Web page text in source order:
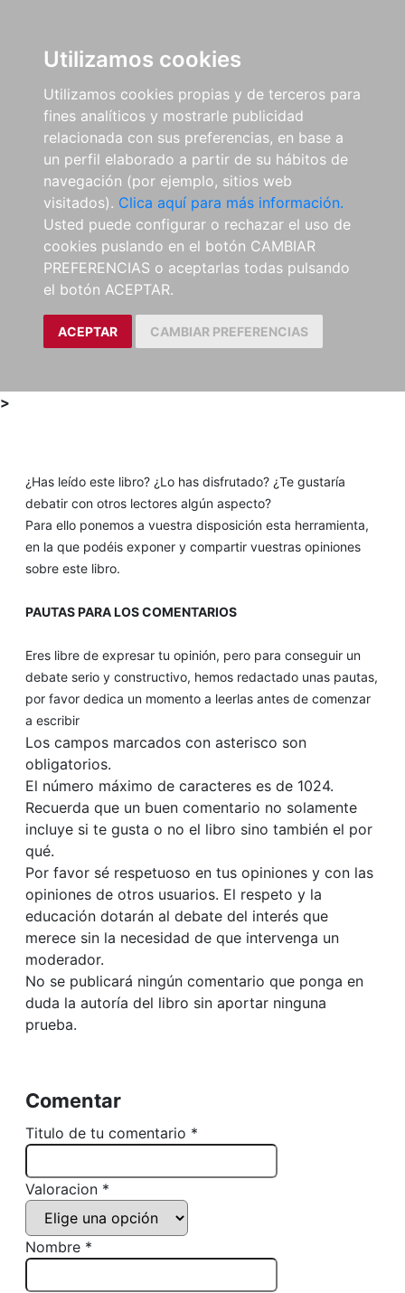
Utilizamos cookies
Utilizamos cookies propias y de terceros para
fines analíticos y mostrarle publicidad
relacionada con sus preferencias, en base a
un perfil elaborado a partir de su hábitos de
navegación (por ejemplo, sitios web
visitados). Clica aquí para más información.
Usted puede configurar o rechazar el uso de
cookies puslando en el botón CAMBIAR
PREFERENCIAS o aceptarlas todas pulsando
el botón ACEPTAR.
ACEPTAR CAMBIAR PREFERENCIAS
>
¿Has leído este libro? ¿Lo has disfrutado? ¿Te gustaría
debatir con otros lectores algún aspecto?
Para ello ponemos a vuestra disposición esta herramienta,
en la que podéis exponer y compartir vuestras opiniones
sobre este libro.
PAUTAS PARA LOS COMENTARIOS
Eres libre de expresar tu opinión, pero para conseguir un
debate serio y constructivo, hemos redactado unas pautas,
por favor dedica un momento a leerlas antes de comenzar
a escribir
Los campos marcados con asterisco son
obligatorios.
El número máximo de caracteres es de 1024.
Recuerda que un buen comentario no solamente
incluye si te gusta o no el libro sino también el por
qué.
Por favor sé respetuoso en tus opiniones y con las
opiniones de otros usuarios. El respeto y la
educación dotarán al debate del interés que
merece sin la necesidad de que intervenga un
moderador.
No se publicará ningún comentario que ponga en
duda la autoría del libro sin aportar ninguna
prueba.
Comentar
Titulo de tu comentario *
Valoracion *
Nombre *